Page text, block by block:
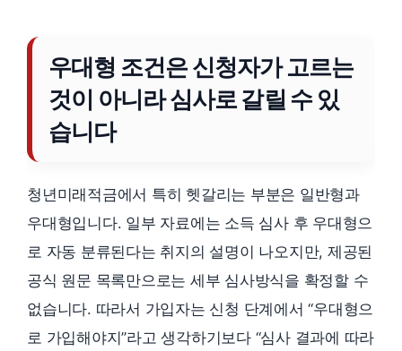
우대형 조건은 신청자가 고르는
것이 아니라 심사로 갈릴 수 있
습니다
청년미래적금에서 특히 헷갈리는 부분은 일반형과
우대형입니다. 일부 자료에는 소득 심사 후 우대형으
로 자동 분류된다는 취지의 설명이 나오지만, 제공된
공식 원문 목록만으로는 세부 심사방식을 확정할 수
없습니다. 따라서 가입자는 신청 단계에서 “우대형으
로 가입해야지”라고 생각하기보다 “심사 결과에 따라